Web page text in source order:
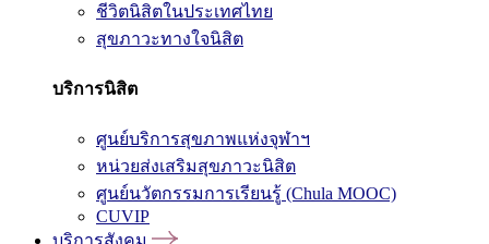
ชีวิตนิสิตในประเทศไทย
สุขภาวะทางใจนิสิต
บริการนิสิต
ศูนย์บริการสุขภาพแห่งจุฬาฯ
หน่วยส่งเสริมสุขภาวะนิสิต
ศูนย์นวัตกรรมการเรียนรู้ (Chula MOOC)
CUVIP